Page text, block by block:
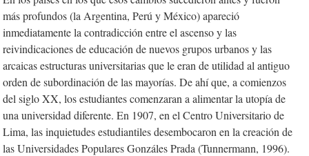
más profundos (la Argentina, Perú y México) apareció
inmediatamente la contradicción entre el ascenso y las
reivindicaciones de educación de nuevos grupos urbanos y las
arcaicas estructuras universitarias que le eran de utilidad al antiguo
orden de subordinación de las mayorías. De ahí que, a comienzos
del siglo XX, los estudiantes comenzaran a alimentar la utopía de
una universidad diferente. En 1907, en el Centro Universitario de
Lima, las inquietudes estudiantiles desembocaron en la creación de
las Universidades Populares Gonzáles Prada (Tunnermann, 1996).